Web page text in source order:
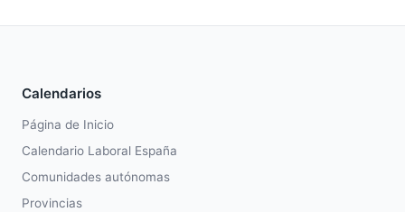
Calendarios
Página de Inicio
Calendario Laboral España
Comunidades autónomas
Provincias